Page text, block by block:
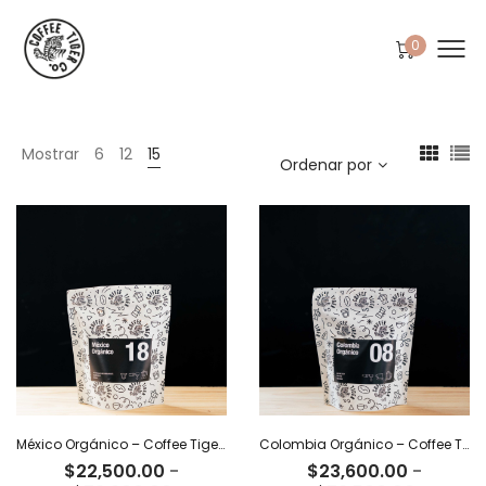
0
Mostrar 6 12 15 Ordenar por
México Orgánico – Coffee Tiger Co
$22,500.00 -
Colombia Orgánico – Coffee Tiger Co
$23,600.00 -